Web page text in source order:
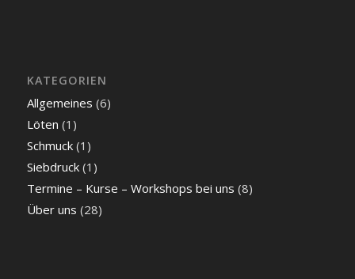
KATEGORIEN
Allgemeines (6)
Löten (1)
Schmuck(1)
Siebdruck(1)
Termine – Kurse – Workshops bei uns (8)
Über uns (28)